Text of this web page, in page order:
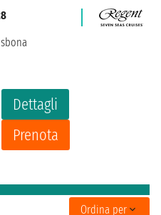
Dettagli
Prenota
Ordina per